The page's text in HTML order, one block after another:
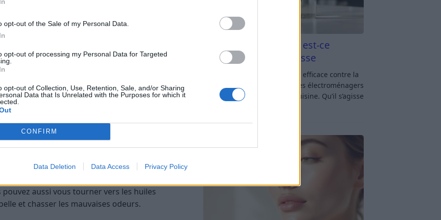
opt-out of the Sale of my Personal Data.
opt-out of processing my Personal Data for Targeted
opt-out of Collection, Use, Retention, Sale, and/or Sharing
Data that Is Unrelated with the Purposes for which it
CONFIRM
Data Deletion Data Access Privacy Policy
une éponge ou une brosse. Le bicarbonate de
et à éliminer les taches. Après avoir frotté,
des
se développer dans votre poubelle et qui
odeurs.
de soude pour le nettoyage de votre poubelle,
propre et hygiénique dans votre cuisine.
pour l’entretien de votre
aussi vous tourner vers les huiles
et chasser les mauvaises odeurs.
Vinaigre blanc et four est-ce
efficace contre la graisse
Vinaigre blanc et four : est-ce efficace contre la
graisse ? Le four fait partie des électroménagers
les plus sollicités dans une cuisine. Qu’il s’agisse